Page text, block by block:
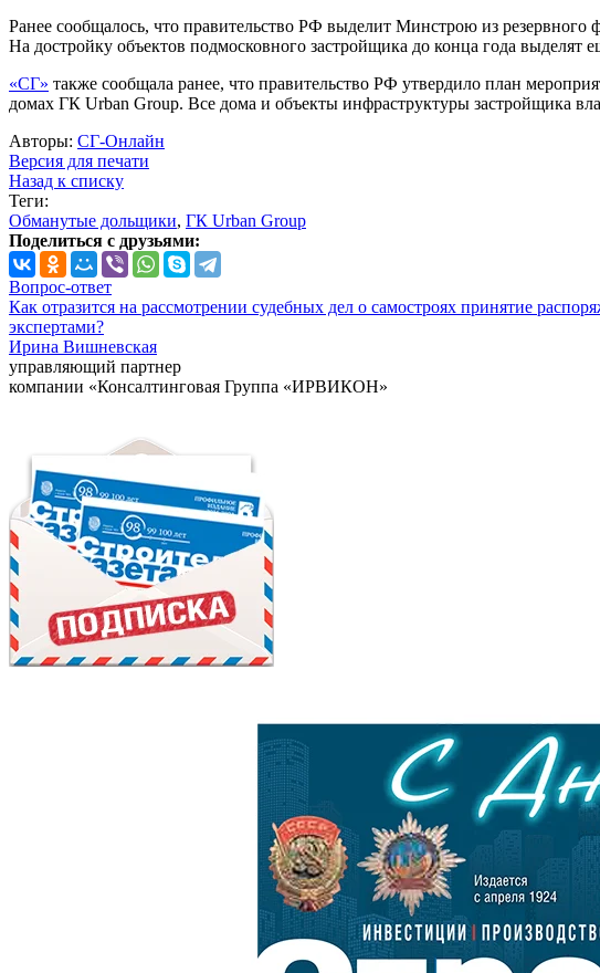
Ранее сообщалось, что правительство РФ выделит Минстрою из резервного
На достройку объектов подмосковного застройщика до конца года выделят
«СГ» также сообщала ранее, что правительство РФ утвердило план
домах ГК Urban Group. Все дома и объекты инфраструктуры застройщика
Авторы: СГ-Онлайн
Версия для печати
Назад к списку
Теги:
Обманутые дольщики, ГК Urban Group
Поделиться с друзьями:
Вопрос-ответ
Как отразится на рассмотрении судебных дел о самостроях принятие
экспертами?
Ирина Вишневская
управляющий партнер
компании «Консалтинговая Группа «ИРВИКОН»